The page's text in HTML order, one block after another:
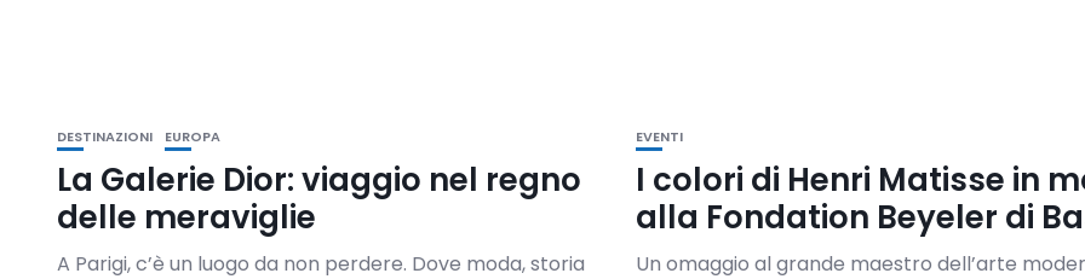
DESTINAZIONI EUROPA
La Galerie Dior: viaggio nel regno
delle meraviglie
A Parigi, c’è un luogo da non perdere. Dove moda, storia
EVENTI
I colori di Henri Matisse in
alla Fondation Beyeler di
Un omaggio al grande maestro dell’arte